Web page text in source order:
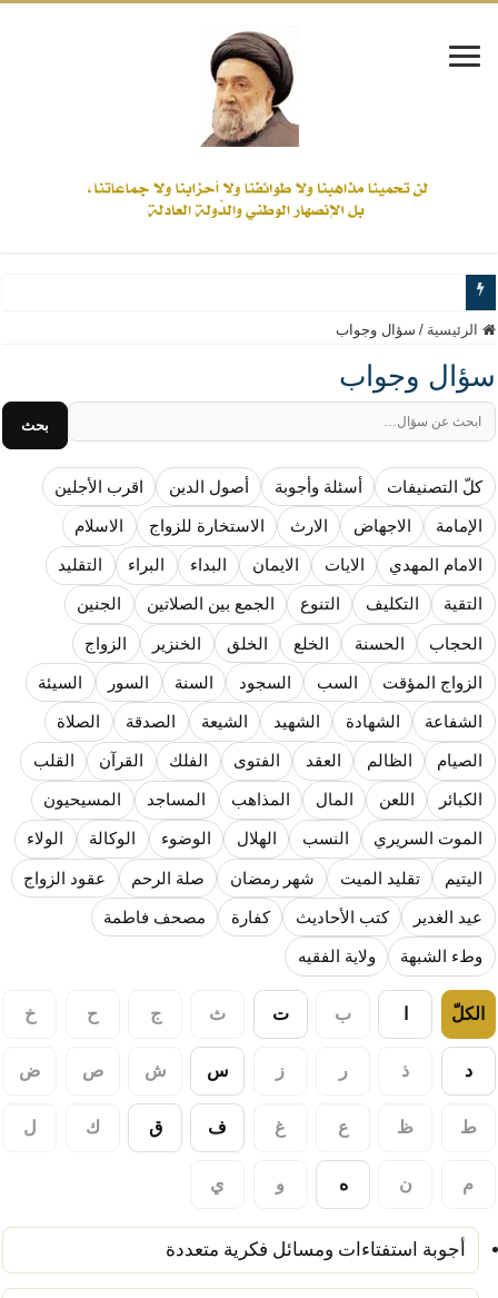
www.alamine.net
مواقف وآراء العلاّمة السيد علي الأمين من الأحداث والقضايا - اضغط للاطلاع
إذا كان التسنن هو الإيمان بسنة رسول الله ( صلى الله عليه وآله) فكلّ
علاقات المذاهب والأديان لا يجوز أن تكون على حساب الأوطان
لن تحمينا مذاهبنا ولا طوائفنا ولا أحزابنا ولا جماعاتنا، بل الإنصهار الوطني والدولة
المذاهب ليست قدرًا لا يمكن تجاوزه
ليست المنفعة تأتي من إسلامية النّظام كما لا تأتي المضرة من مسيحية النظام
المتهاون بوطنه متهاون بدينه حتماً
نسج العلاقة مع الآخر تكون من خلال منظومة القيم و المبادئ الانسانية التي تجعل
الرئيسية / سؤال وجواب
سؤال وجواب
بحث
كلّ التصنيفات أسئلة وأجوبة أصول الدين اقرب الأجلين
الإمامة الاجهاض الارث الاستخارة للزواج الاسلام
الامام المهدي الايات الايمان البداء البراء التقليد
التقية التكليف التنوع الجمع بين الصلاتين الجنين
الحجاب الحسنة الخلع الخلق الخنزير الزواج
الزواج المؤقت السب السجود السنة السور السيئة
الشفاعة الشهادة الشهيد الشيعة الصدقة الصلاة
الصيام الظالم العقد الفتوى الفلك القرآن القلب
الكبائر اللعن المال المذاهب المساجد المسيحيون
الموت السريري النسب الهلال الوضوء الوكالة الولاء
اليتيم تقليد الميت شهر رمضان صلة الرحم عقود الزواج
عيد الغدير كتب الأحاديث كفارة مصحف فاطمة
وطء الشبهة ولاية الفقيه
الكلّ ب ت ث ج ح خ
د ذ ر ز س ش ص ض
ط ظ ع غ ف ق ك ل
م ن ه و ي
أجوبة استفتاءات ومسائل فكرية متعددة